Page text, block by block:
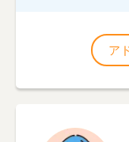
ア